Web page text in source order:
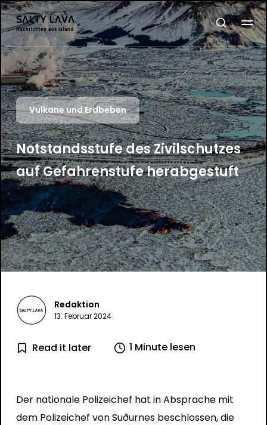
Vulkane und Erdbeben
Notstandsstufe des Zivilschutzes
auf Gefahrenstufe herabgestuft
Redaktion
13. Februar 2024
Read it later 1 Minute lesen
Der nationale Polizeichef hat in Absprache mit
dem Polizeichef von Suðurnes beschlossen, die